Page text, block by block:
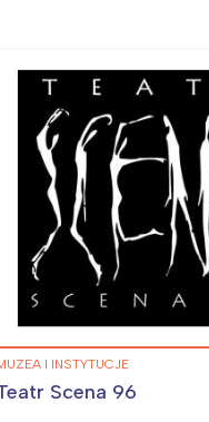
I INSTYTUCJE
Scena 96